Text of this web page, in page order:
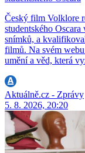
Český film Volklore
studentského
snímků, a
filmů. Na svém
umění a věd, která
Aktuálně.cz - Zprávy
5. 8. 2026, 20:20